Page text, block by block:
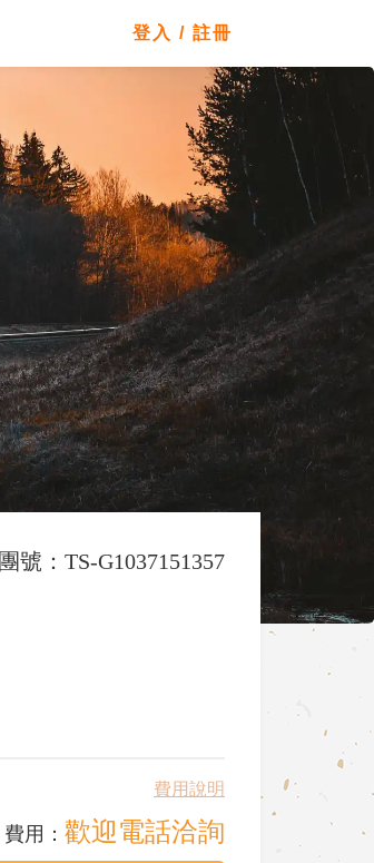
登入 / 註冊
團號：TS-G1037151357
費用說明
費用： 歡迎電話洽詢